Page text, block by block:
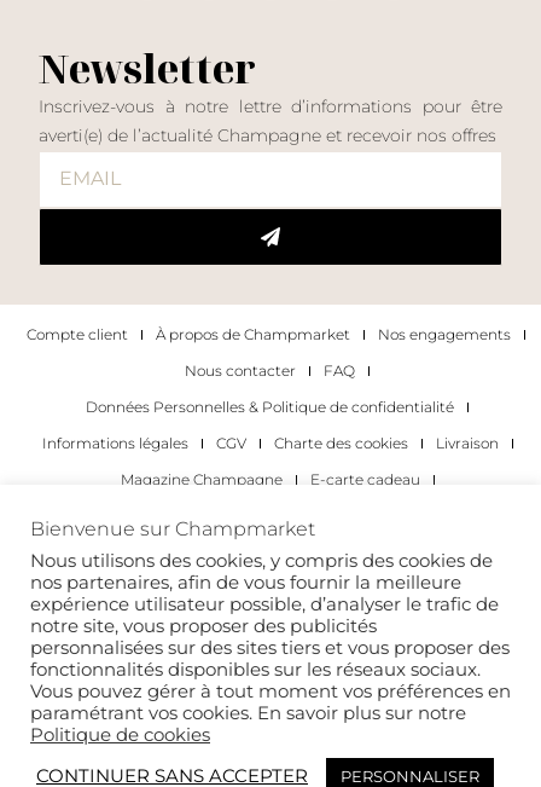
Newsletter
Inscrivez-vous à notre lettre d’informations pour être
averti(e) de l’actualité Champagne et recevoir nos offres
Compte client À propos de Champmarket
Nos engagements
Nous contacter
FAQ
Données Personnelles & Politique de confidentialité
Informations légales
CGV Charte des cookies
Livraison
Magazine Champagne
E-carte cadeau
Les occasions pour déguster du champagne
Pour les particuliers
Pour les entreprises
Copyright 2022 © tous droits réservés. Champmarket.
Bienvenue sur Champmarket
Nous utilisons des cookies, y compris des cookies de
nos partenaires, afin de vous fournir la meilleure
expérience utilisateur possible, d’analyser le trafic de
notre site, vous proposer des publicités
personnalisées sur des sites tiers et vous proposer des
fonctionnalités disponibles sur les réseaux sociaux.
Vous pouvez gérer à tout moment vos préférences en
paramétrant vos cookies. En savoir plus sur notre
Politique de cookies
CONTINUER SANS ACCEPTER
PERSONNALISER